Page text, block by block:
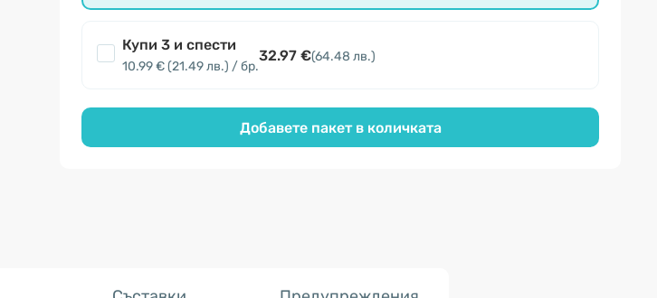
Купи 3 и спести
10.99 € (21.49 лв.) / бр.
32.97 €(64.48 лв.)
Добавете пакет в количката